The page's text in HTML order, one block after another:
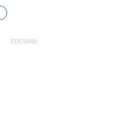
РЕКЛАМА: